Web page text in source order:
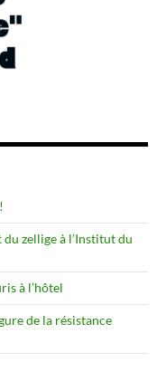
zellige à l’Institut du
à l’hôtel
de la résistance